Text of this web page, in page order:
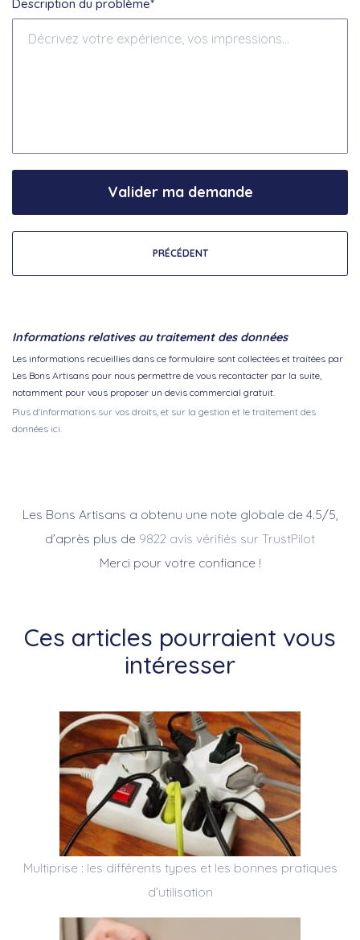
Description du problème*
PRÉCÉDENT
Valider ma demande
Informations relatives au traitement des données
Les informations recueillies dans ce formulaire sont collectées et traitées par
Les Bons Artisans pour nous permettre de vous recontacter par la suite,
notamment pour vous proposer un devis commercial gratuit.
Plus d'informations sur vos droits, et sur la gestion et le traitement des
données ici.
Les Bons Artisans a obtenu une note globale de 4.5/5,
d’après plus de 9822 avis vérifiés sur TrustPilot
Merci pour votre confiance !
Ces articles pourraient vous
intéresser
Multiprise : les différents types et les bonnes pratiques
d’utilisation